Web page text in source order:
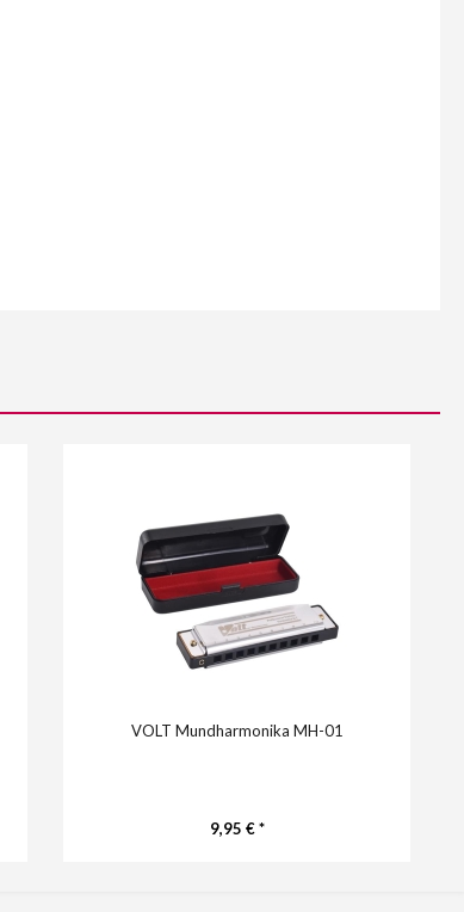
VOLT Mundharmonika MH-01
9,95 € *